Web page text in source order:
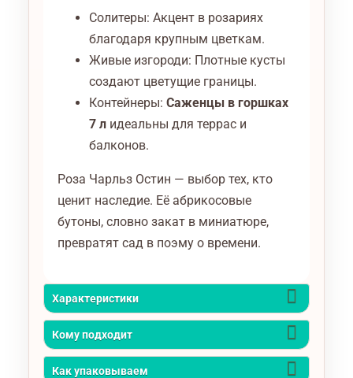
Солитеры: Акцент в розариях
благодаря крупным цветкам.
Живые изгороди: Плотные кусты
создают цветущие границы.
Контейнеры: Саженцы в горшках
7 лидеальны для террас и
балконов.
Роза Чарльз Остин — выбор тех, кто
ценит наследие. Её абрикосовые
бутоны, словно закат в миниатюре,
превратят сад в поэму о времени.
Характеристики
Кому подходит
Как упаковываем